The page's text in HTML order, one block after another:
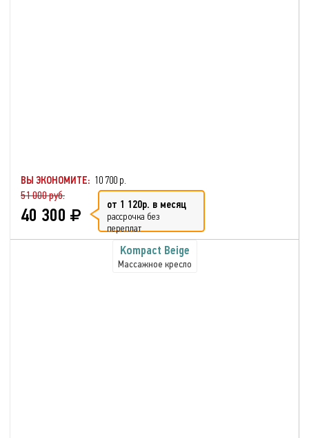
ВЫ ЭКОНОМИТЕ: 10 700 р.
51 000 руб.
40 300 от 1 120р. в месяц
рассрочка без
переплат
Kompact Beige
Массажное кресло